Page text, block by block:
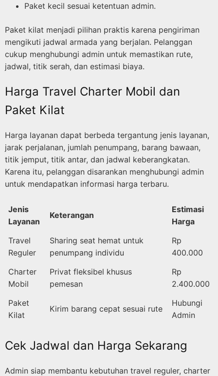
Paket kecil sesuai ketentuan admin.
Paket kilat menjadi pilihan praktis karena pengiriman
mengikuti jadwal armada yang berjalan. Pelanggan
cukup menghubungi admin untuk memastikan rute,
jadwal, titik serah, dan estimasi biaya.
Harga Travel Charter Mobil dan
Paket Kilat
Harga layanan dapat berbeda tergantung jenis layanan,
jarak perjalanan, jumlah penumpang, barang bawaan,
titik jemput, titik antar, dan jadwal keberangkatan.
Karena itu, pelanggan disarankan menghubungi admin
untuk mendapatkan informasi harga terbaru.
Jenis
Layanan
Keterangan
Estimasi
Harga
Travel
Reguler
Sharing seat hemat untuk
penumpang individu
Rp
400.000
Charter
Mobil
Privat fleksibel khusus
pemesan
Rp
2.400.000
Paket
Kilat
Kirim barang cepat sesuai rute
Hubungi
Admin
Cek Jadwal dan Harga Sekarang
Admin siap membantu kebutuhan travel reguler, charter